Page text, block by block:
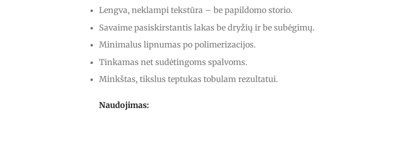
Lengva, neklampi tekstūra – be papildomo storio.
Savaime pasiskirstantis lakas be dryžių ir be subėgimų.
Minimalus lipnumas po polimerizacijos.
Tinkamas net sudėtingoms spalvoms.
Minkštas, tikslus teptukas tobulam rezultatui.
Naudojimas: